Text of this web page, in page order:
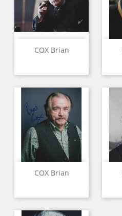
COX Brian
COX Brian